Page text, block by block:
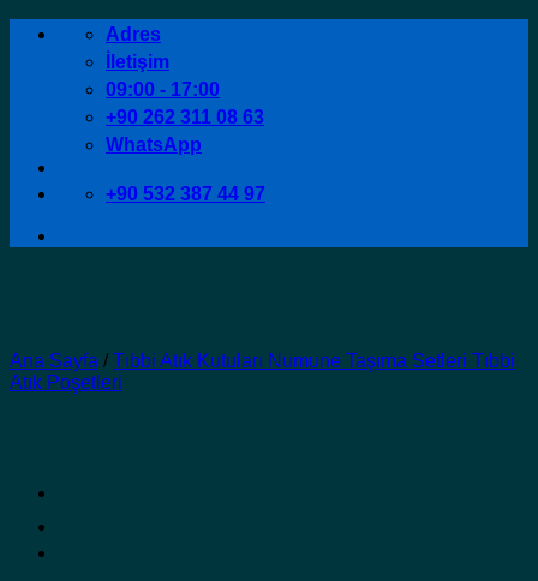
İçeriğe
Adres
İletişim
09:00 - 17:00
+90 262 311 08 63
WhatsApp
+90 532 387 44 97
Ana Sayfa / Tıbbi Atık Kutuları Numune Taşıma Setleri Tıbbi
Atık Poşetleri